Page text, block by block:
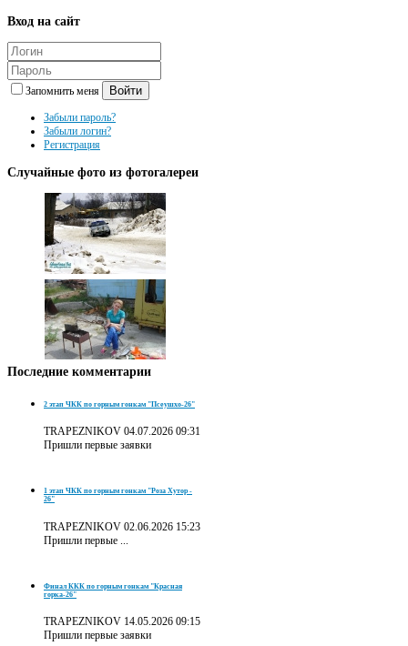
Вход на сайт
Запомнить меня Войти
Забыли пароль?
Забыли логин?
Регистрация
Случайные фото из фотогалереи
Последние комментарии
2 этап ЧКК по горным гонкам "Псеушхо-26"
TRAPEZNIKOV 04.07.2026 09:31
Пришли первые заявки
1 этап ЧКК по горным гонкам "Роза Хутор -
26"
TRAPEZNIKOV 02.06.2026 15:23
Пришли первые ...
Финал ККК по горным гонкам "Красная
горка-26"
TRAPEZNIKOV 14.05.2026 09:15
Пришли первые заявки